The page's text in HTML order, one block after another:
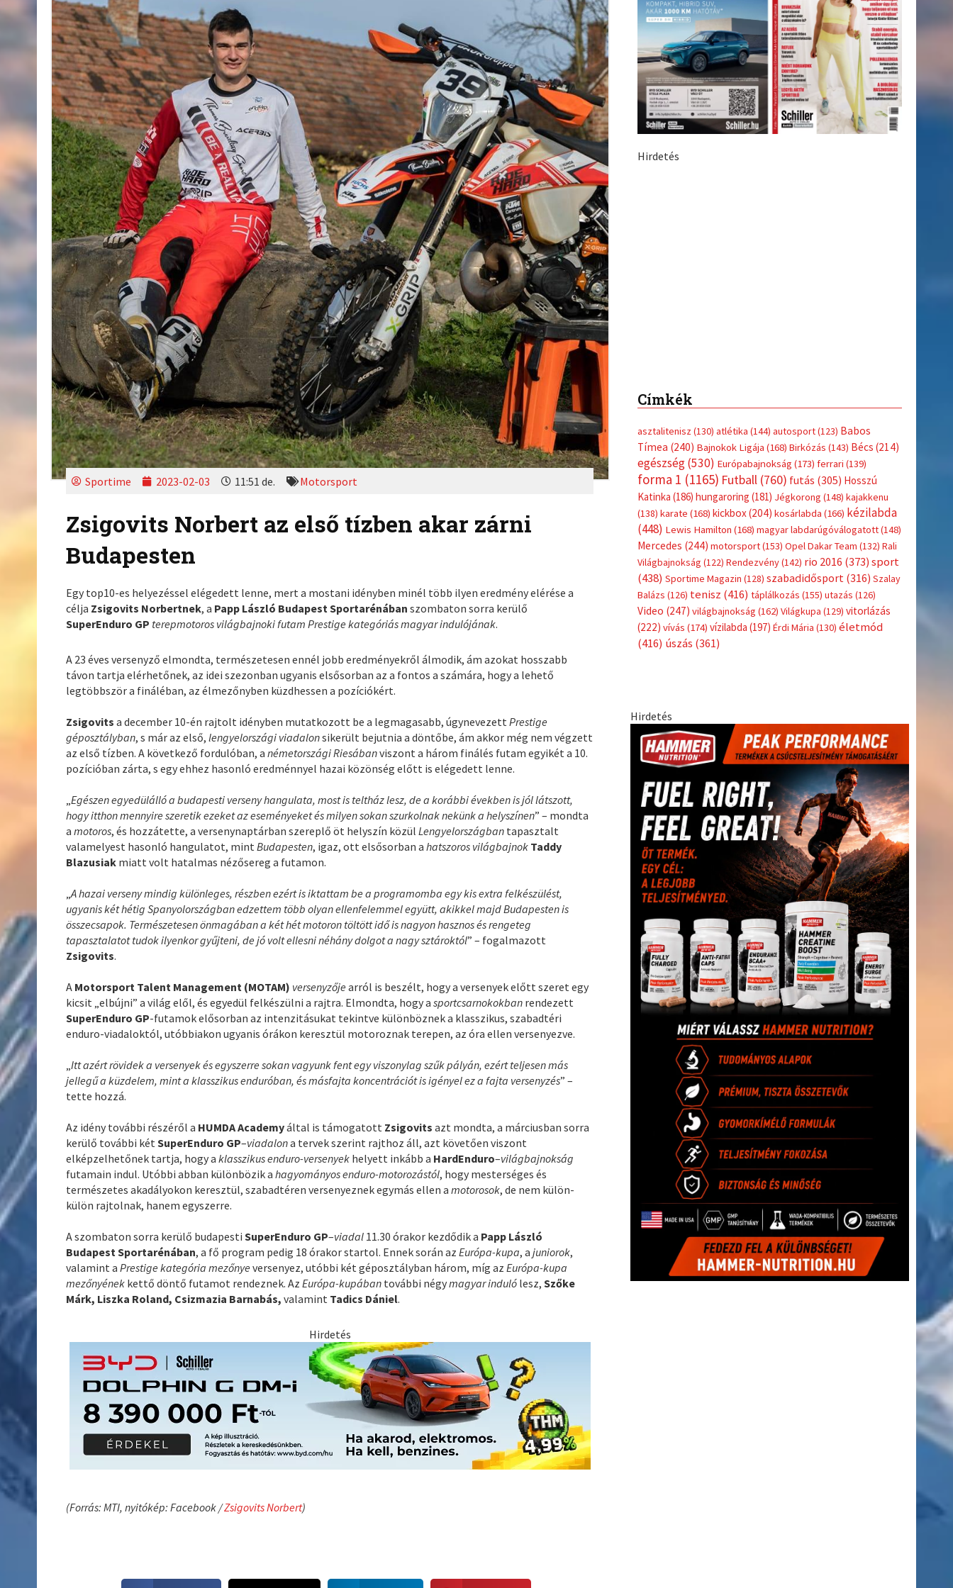
Sportime 2023-02-03 11:51 de. Motorsport
Zsigovits Norbert az első tízben akar zárni
Budapesten
Egy top10-es helyezéssel elégedett lenne, mert a mostani idényben minél több ilyen eredmény elérése a
célja Zsigovits Norbertnek, a Papp László Budapest Sportarénában szombaton sorra kerülő
SuperEnduro GP terepmotoros világbajnoki futam Prestige kategóriás magyar indulójának.
A 23 éves versenyző elmondta, természetesen ennél jobb eredményekről álmodik, ám azokat hosszabb
távon tartja elérhetőnek, az idei szezonban ugyanis elsősorban az a fontos a számára, hogy a lehető
legtöbbször a fináléban, az élmezőnyben küzdhessen a pozíciókért.
Zsigovitsa december 10-én rajtolt idényben mutatkozott be a legmagasabb, úgynevezettPrestige
géposztályban, s már az első,lengyelországi viadalonsikerült bejutnia a döntőbe, ám akkor még nem végzett
az első tízben. A következő fordulóban, anémetországi Riesábanviszont a három finálés futam egyikét a 10.
pozícióban zárta, s egy ehhez hasonló eredménnyel hazai közönség előtt is elégedett lenne.
„Egészen egyedülálló a budapesti verseny hangulata, most is teltház lesz, de a korábbi években is jól látszott,
hogy itthon mennyire szeretik ezeket az eseményeket és milyen sokan szurkolnak nekünk a helyszínen” – mondta
amotoros, és hozzátette, a versenynaptárban szereplő öt helyszín közülLengyelországban tapasztalt
valamelyest hasonló hangulatot, mintBudapesten, igaz, ott elsősorban ahatszoros világbajnok Taddy
Blazusiak miatt volt hatalmas nézősereg a futamon.
„A hazai verseny mindig különleges, részben ezért is iktattam be a programomba egy kis extra felkészülést,
ugyanis két hétig Spanyolországban edzettem több olyan ellenfelemmel együtt, akikkel majd Budapesten is
összecsapok. Természetesen önmagában a két hét motoron töltött idő is nagyon hasznos és rengeteg
tapasztalatot tudok ilyenkor gyűjteni, de jó volt ellesni néhány dolgot a nagy sztároktól” – fogalmazott
Zsigovits.
A Motorsport Talent Management (MOTAM) versenyzőjearról is beszélt, hogy a versenyek előtt szeret egy
kicsit „elbújni” a világ elől, és egyedül felkészülni a rajtra. Elmondta, hogy asportcsarnokokban rendezett
SuperEnduro GP-futamok elősorban az intenzitásukat tekintve különböznek a klasszikus, szabadtéri
enduro-viadaloktól, utóbbiakon ugyanis órákon keresztül motoroznak terepen, az óra ellen versenyezve.
„Itt azért rövidek a versenyek és egyszerre sokan vagyunk fent egy viszonylag szűk pályán, ezért teljesen más
jellegű a küzdelem, mint a klasszikus enduróban, és másfajta koncentrációt is igényel ez a fajta versenyzés” –
tette hozzá.
Az idény további részéről a HUMDA Academyáltal is támogatott Zsigovitsazt mondta, a márciusban sorra
kerülő további kétSuperEnduro GP–viadalona tervek szerint rajthoz áll, azt követően viszont
elképzelhetőnek tartja, hogy aklasszikus enduro-versenyek helyett inkább a HardEnduro–világbajnokság
futamain indul. Utóbbi abban különbözik ahagyományos enduro-motorozástól, hogy mesterséges és
természetes akadályokon keresztül, szabadtéren versenyeznek egymás ellen amotorosok, de nem külön-
külön rajtolnak, hanem egyszerre.
A szombaton sorra kerülő budapestiSuperEnduro GP–viadal 11.30 órakor kezdődik a Papp László
Budapest Sportarénában, a fő program pedig 18 órakor startol. Ennek során azEurópa-kupa, ajuniorok,
valamint aPrestige kategória mezőnye versenyez, utóbbi két géposztályban három, míg azEurópa-kupa
mezőnyének kettő döntő futamot rendeznek. AzEurópa-kupában további négymagyar induló lesz,Szőke
Márk, Liszka Roland, Csizmazia Barnabás, valamint Tadics Dániel.
Hirdetés
(Forrás: MTI, nyitókép: Facebook /Zsigovits Norbert)
Hirdetés
Címkék
asztalitenisz(130) atlétika(144)autosport(123)Babos
Tímea(240)Bajnokok Ligája(168)Birkózás(143)Bécs(214)
(173)ferrari(139)
forma 1(1165) Futball(760)futás(305)Hosszú
Katinka(186) hungaroring(181)Jégkorong(148)kajakkenu
(138)karate(168)kickbox(204)kosárlabda(166)kézilabda
(448) Lewis Hamilton(168)magyar labdarúgóválogatott(148)
Mercedes(244) motorsport(153)Opel Dakar Team(132)Rali
Világbajnokság
Rendezvény(142)rio 2016(373)sport
(438)Sportime Magazin(128) szabadidősport(316)Szalay
Balázs(126)tenisz(416) táplálkozás utazás(126)
Video(247) világbajnokság(162) Világkupa(129)vitorlázás
(222)
vívás (174) vízilabda(197)Érdi Mária(130)
életmód
(416)úszás(361)